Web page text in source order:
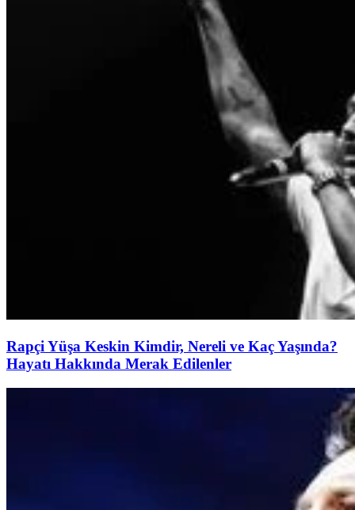
Rapçi Yüşa Keskin Kimdir, Nereli ve Kaç Yaşında?
Hayatı Hakkında Merak Edilenler